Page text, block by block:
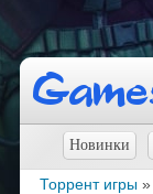
Новинки
Торрент игры »